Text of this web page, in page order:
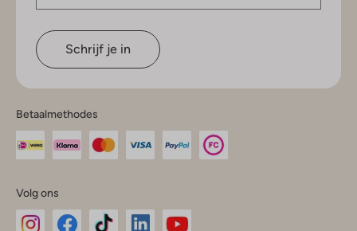
Schrijf je in
Betaalmethodes
Volg ons